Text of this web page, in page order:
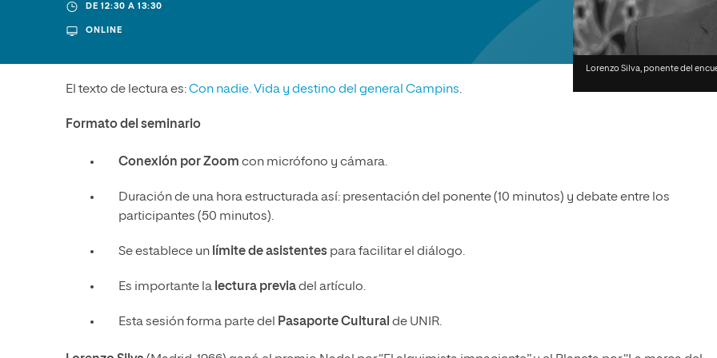
Acceso universitario para
mayores
Diseño
Ciencias de la Salud
Humanidades
Ingeniería y Tecnología
Diseño
Ciencias Sociales
Funcionamiento
DE 12:30 A 13:30
ONLINE
Lorenzo Silva, ponente del
El texto de lectura es:Con nadie. Vida y destino del general Campins.
Formato del seminario
Conexión por Zoom con micrófono y cámara.
Duración de una hora estructurada así: presentación del ponente (10 minutos) y debate entre los
participantes (50 minutos).
Se establece un límite de asistentes para facilitar el diálogo.
Es importante la lectura previadel artículo.
Esta sesión forma parte del Pasaporte Cultural de UNIR.